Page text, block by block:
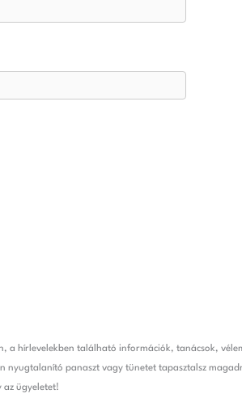
a hírlevelekben található információk, tanácsok,
nyugtalanító panaszt vagy tünetet tapasztalsz
az ügyeletet!